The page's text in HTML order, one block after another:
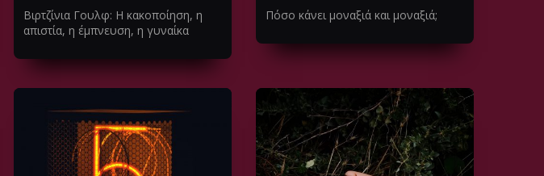
Βιρτζίνια Γουλφ: Η κακοποίηση, η
απιστία, η έμπνευση, η γυναίκα
Πόσο κάνει μοναξιά και μοναξιά;